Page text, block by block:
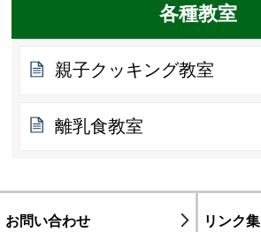
各種教室
親子クッキング教室
離乳食教室
お問い合わせ リンク集